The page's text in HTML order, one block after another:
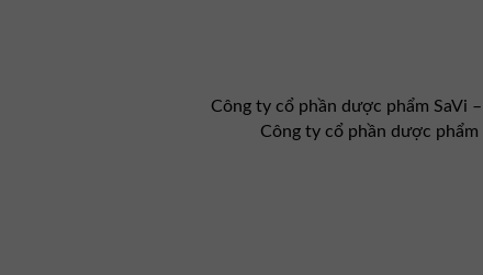
Công ty cổ phần dược phẩm SaVi
Công ty cổ phần dược phẩm